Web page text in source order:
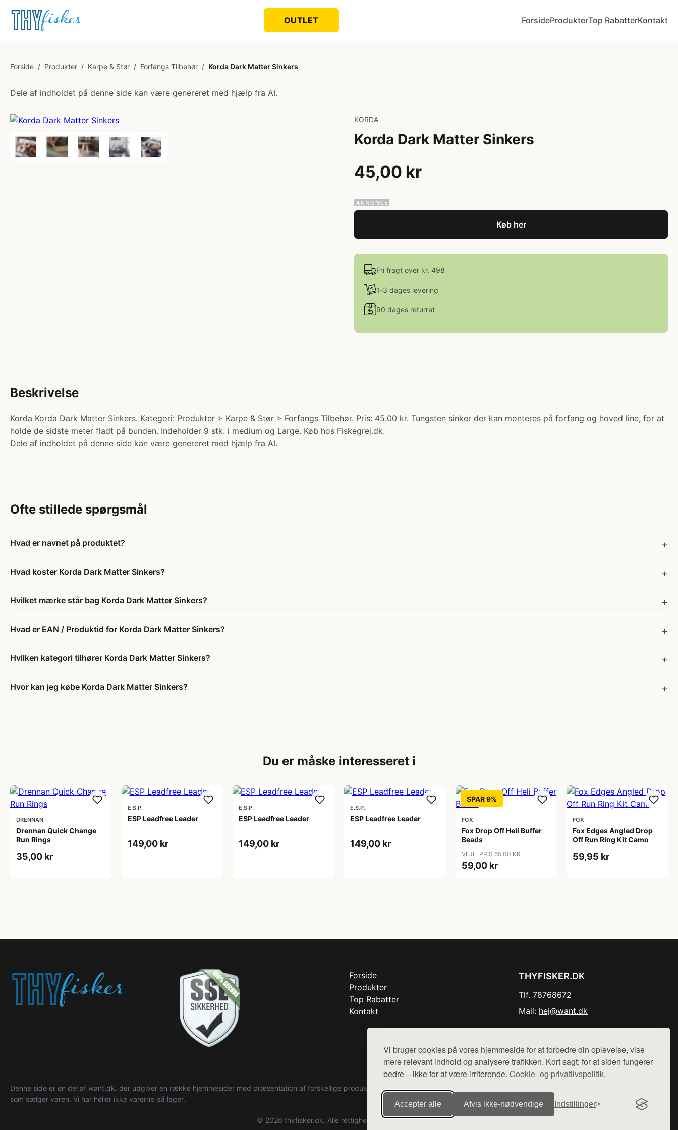
Vi bruger cookies på vores hjemmeside for at forbedre din oplevelse, vise
mere relevant indhold og analysere trafikken. Kort sagt: for at siden fungerer
bedre – ikke for at være irriterende. Cookie- og privatlivspolitik.
Accepter alle Afvis ikke‑nødvendige Indstillinger
OUTLET ForsideProdukterTop RabatterKontakt
Forside / Produkter / Karpe & Stør / Forfangs Tilbehør / Korda Dark Matter Sinkers
Dele af indholdet på denne side kan være genereret med hjælp fra AI.
KORDA
Korda Dark Matter Sinkers
45,00 kr
Køb her
Fri fragt over kr. 498
1-3 dages levering
90 dages returret
Beskrivelse
Korda Korda Dark Matter Sinkers. Kategori: Produkter > Karpe & Stør > Forfangs Tilbehør. Pris: 45.00 kr. Tungsten sinker der kan monteres på forfang og hoved line, for at
holde de sidste meter fladt på bunden. Indeholder 9 stk. i medium og Large. Køb hos Fiskegrej.dk.
Dele af indholdet på denne side kan være genereret med hjælp fra AI.
Ofte stillede spørgsmål
Hvad er navnet på produktet?
Hvad koster Korda Dark Matter Sinkers?
Hvilket mærke står bag Korda Dark Matter Sinkers?
Hvad er EAN / Produktid for Korda Dark Matter Sinkers?
Hvilken kategori tilhører Korda Dark Matter Sinkers?
Hvor kan jeg købe Korda Dark Matter Sinkers?
Du er måske interesseret i
DRENNAN
Drennan Quick Change
Run Rings
35,00 kr
E.S.P.
ESP Leadfree Leader
149,00 kr
E.S.P.
ESP Leadfree Leader
149,00 kr
E.S.P.
ESP Leadfree Leader
149,00 kr
SPAR 9%
FOX
Fox Drop Off Heli Buffer
Beads
VEJL. PRIS 65,00 KR
59,00 kr
FOX
Fox Edges Angled Drop
Off Run Ring Kit Camo
59,95 kr
Forside
Produkter
Top Rabatter
Kontakt
THYFISKER.DK
Tlf. 78768672
Mail: hej@want.dk
Denne side er en del af want.dk, der udgiver en række hjemmesider med præsentation af forskellige produkter fra diverse webshops. Der sælges ikke varer fra denne side - vi henviser til de shops,
som sælger varen. Vi har heller ikke varerne på lager.
© 2026 thyfisker.dk. Alle rettigheder forbeholdes.